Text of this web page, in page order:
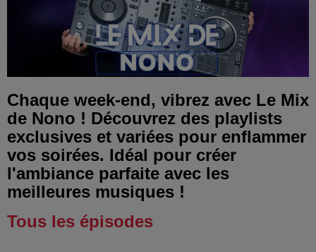
Chaque week-end, vibrez avec Le Mix
de Nono ! Découvrez des playlists
exclusives et variées pour enflammer
vos soirées. Idéal pour créer
l'ambiance parfaite avec les
meilleures musiques !
Tous les épisodes